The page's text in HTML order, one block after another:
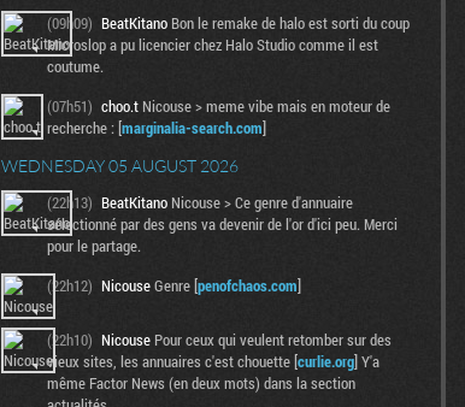
(09h09) BeatKitano Bon le remake de halo est sorti du coup
Microslop a pu licencier chez Halo Studio comme il est
coutume.
(07h51) choo.t Nicouse > meme vibe mais en moteur de
recherche : [marginalia-search.com]
WEDNESDAY 05 AUGUST 2026
(22h13) BeatKitano Nicouse > Ce genre d'annuaire
sélectionné par des gens va devenir de l'or d'ici peu. Merci
pour le partage.
(22h12) NicouseGenre [penofchaos.com]
(22h10) Nicouse Pour ceux qui veulent retomber sur des
vieux sites, les annuaires c'est chouette [curlie.org] Y'a
même Factor News (en deux mots) dans la section